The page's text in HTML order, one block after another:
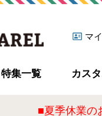
マ
特集一覧 カス
■夏季休業の